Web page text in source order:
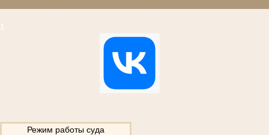
Режим работы суда